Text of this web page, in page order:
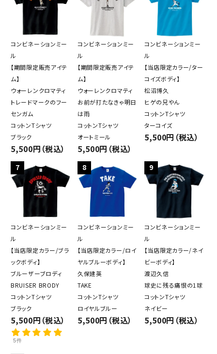
コンビネーションミー
ル
【期間限定販売アイテ
ム】
ウォーレンクロマティ
トレードマークのフー
センガム
コットンTシャツ
ブラック
5,500円（税込）
コンビネーションミー
ル
【期間限定販売アイテ
ム】
ウォーレンクロマティ
お前が打たなきゃ明日
は雨
コットンTシャツ
オートミール
5,500円（税込）
コンビネーションミー
ル
【当店限定カラー/ター
コイズボディ】
松沼博久
ヒゲの兄やん
コットンTシャツ
ターコイズ
5,500円（税込）
7
コンビネーションミー
ル
【当店限定カラー/ブラ
ックボディ】
ブルーザーブロディ
BRUISER BRODY
コットンTシャツ
ブラック
5,500円（税込）
5件
8
コンビネーションミー
ル
【当店限定カラー/ロイ
ヤルブルーボディ】
久保建英
TAKE
コットンTシャツ
ロイヤルブルー
5,500円（税込）
9
コンビネーションミー
ル
【当店限定カラー/ネイ
ビーボディ】
渡辺久信
球史に残る痛恨の1球
コットンTシャツ
ネイビー
5,500円（税込）